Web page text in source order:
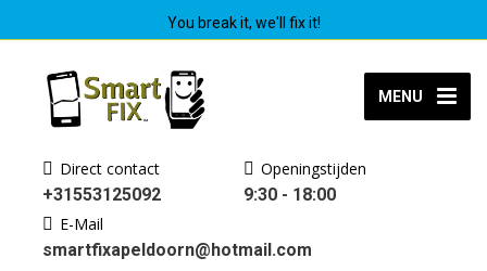
You break it, we'll fix it!
MENU
Direct contact
+31553125092
Openingstijden
9:30 - 18:00
E-Mail
smartfixapeldoorn@hotmail.com